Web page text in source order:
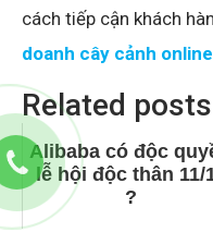
cách tiếp cận khách
doanh cây cảnh
Related
Alibaba có độc
lễ hội độc thân 11/
?